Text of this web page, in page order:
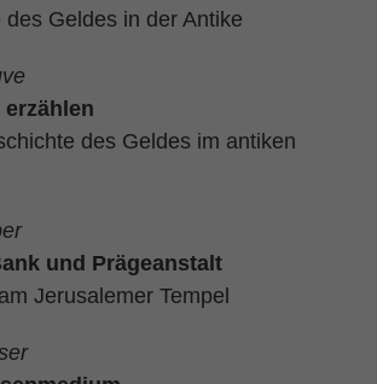
Geldes in der Antike
erzählen
des Geldes im antiken
und Prägeanstalt
Jerusalemer Tempel